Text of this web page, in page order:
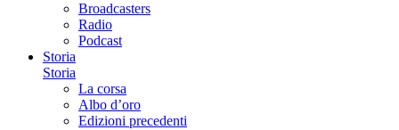
Broadcasters
Radio
Podcast
Storia
Storia
La corsa
Albo d’oro
Edizioni precedenti